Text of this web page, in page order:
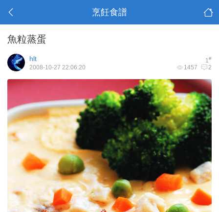
烹飪食譜
魚粒蒸蛋
1#
hlt
1457 2
2008-10-27 22:06:20